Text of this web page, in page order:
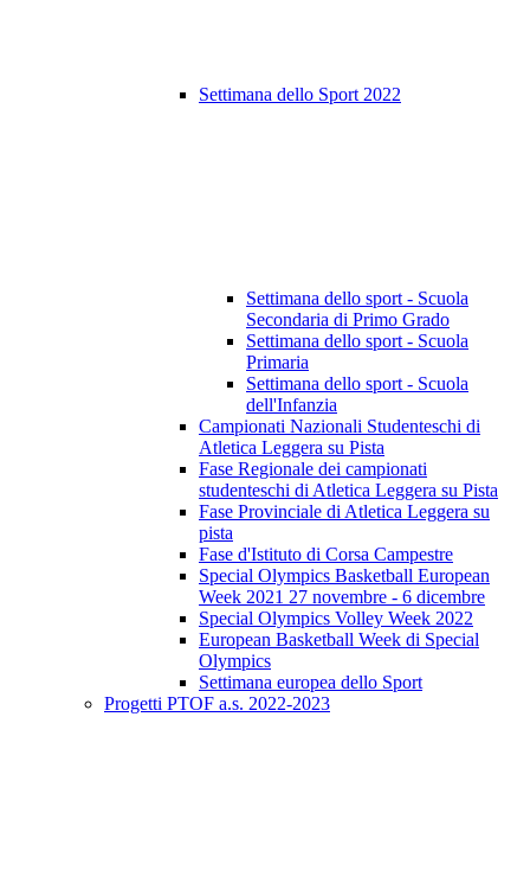
Settimana dello Sport 2022
Settimana dello sport - Scuola
Secondaria di Primo Grado
Settimana dello sport - Scuola
Primaria
Settimana dello sport - Scuola
dell'Infanzia
Campionati Nazionali Studenteschi di
Atletica Leggera su Pista
Fase Regionale dei campionati
studenteschi di Atletica Leggera su Pista
Fase Provinciale di Atletica Leggera su
pista
Fase d'Istituto di Corsa Campestre
Special Olympics Basketball European
Week 2021 27 novembre - 6 dicembre
Special Olympics Volley Week 2022
European Basketball Week di Special
Olympics
Settimana europea dello Sport
Progetti PTOF a.s. 2022-2023